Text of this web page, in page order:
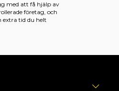
med att få hjälp av
företag, och
extra tid du helt